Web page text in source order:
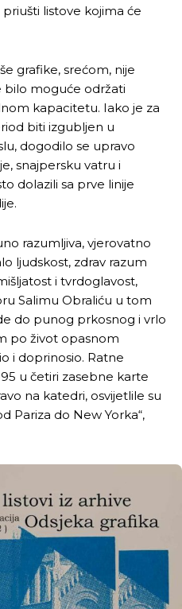
da živi!
da živi, Redakcija
da živi!
da živi, Redakcija
listove kojima će
grafike, srećom, nije
bilo moguće održati
kapacitetu. Iako je za
biti izgubljen u
dogodilo se upravo
snajpersku vatru i
dolazili sa prve linije
razumljiva, vjerovatno
ljudskost, zdrav razum
i tvrdoglavost,
Salimu Obraliću u tom
do punog prkosnog i vrlo
po život opasnom
i doprinosio. Ratne
u četiri zasebne karte
na katedri, osvijetlile su
Pariza do New Yorka“,